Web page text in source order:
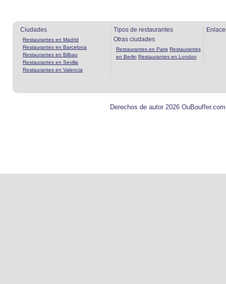
Ciudades
Restaurantes en Madrid
Restaurantes en Barcelona
Restaurantes en Bilbao
Restaurantes en Sevilla
Restaurantes en Valencia
Tipos de restaurantes
Otras ciudades
Restaurantes en Paris Restaurantes
en Berlin Restaurantes en London
Derechos de autor 2026